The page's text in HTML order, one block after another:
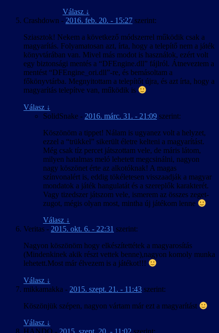
Válasz ↓
Crashdown - 2016. feb. 20. - 15:27 szerint:
Sziasztok! Nekem a következő módszerrel működik csak a
magyarítás. Folyamatosan azt, írta, hogy a telepítő nem a játék
könyvtárában van. Mivel más modot is használok, ezért volt
egy biztonsági mentés a “DFEngine.dll” fájlról. Átneveztem a
mentést “DFEngine_ori.dll”-re, és bemásoltam a
főkönyvtárba. Megnyitottam a telepítőt újra, és azt írta, hogy a
magyarítás telepítve van, működik is
Válasz ↓
SolidSnake - 2016. márc. 31. - 21:09 szerint:
Köszönöm a tippet! Nálam is ugyanez volt a helyzet,
ezzel a “trükkel” sikerült életre kelteni a magyarítást.
Még csak tíz percet játszottam vele, de máris látom,
milyen hatalmas meló lehetett megcsinálni, nagyon
nagy köszönet érte az alkotóknak! A magas
színvonalért is, eddig tökéletesen visszaadják a magyar
mondatok a játék hangulatát és a szereplők karakterét.
Vagy tizedszer játszom vele, ismerem az összes zeget-
zugot, mégis olyan most, mintha új játékom lenne
Válasz ↓
Veritas - 2015. okt. 6. - 22:31 szerint:
Nagyon köszönöm hogy elkészítettétek a magyarosítás
(Mindenkinek akik részt vettek benne),nagyon komoly munka
lehetett.Most már élvezem is a játékot!!!
Válasz ↓
mikkamakka - 2015. szept. 21. - 11:43 szerint:
Köszönjük szépen, nagyon vártam már ezt a magyarítást
Válasz ↓
HANDO - 2015. szept. 20. - 11:02 szerint: